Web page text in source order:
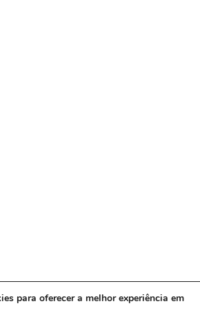
para oferecer a melhor experiência em